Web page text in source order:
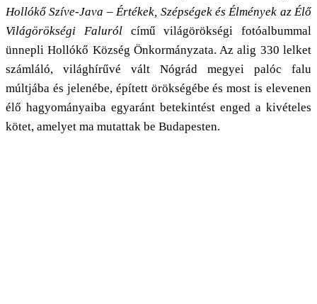
Hollókő Szíve-Java – Értékek, Szépségek és Élmények az Élő
Világörökségi Falurólcímű világörökségi fotóalbummal
ünnepli Hollókő Község Önkormányzata. Az alig 330 lelket
számláló, világhírűvé vált Nógrád megyei palóc falu
múltjába és jelenébe, épített örökségébe és most is elevenen
élő hagyományaiba egyaránt betekintést enged a kivételes
kötet, amelyet ma mutattak be Budapesten.